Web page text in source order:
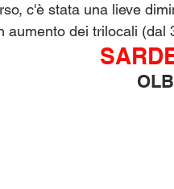
c'è stata una lieve
aumento dei trilocali (dal